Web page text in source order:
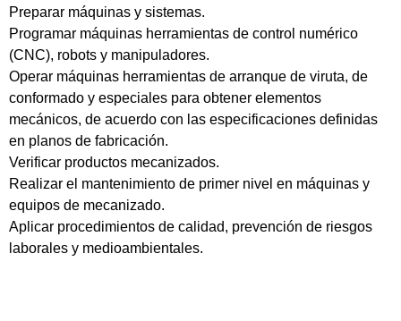
Preparar máquinas y sistemas.
Programar máquinas herramientas de control numérico
(CNC), robots y manipuladores.
Operar máquinas herramientas de arranque de viruta, de
conformado y especiales para obtener elementos
mecánicos, de acuerdo con las especificaciones definidas
en planos de fabricación.
Verificar productos mecanizados.
Realizar el mantenimiento de primer nivel en máquinas y
equipos de mecanizado.
Aplicar procedimientos de calidad, prevención de riesgos
laborales y medioambientales.